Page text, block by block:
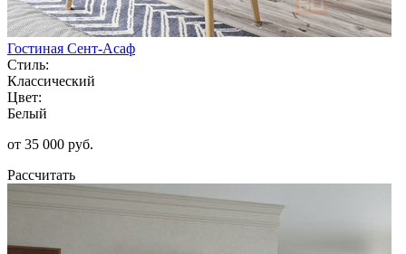
Гостиная Сент-Асаф
Стиль:
Классический
Цвет:
Белый
от 35 000 руб.
Рассчитать